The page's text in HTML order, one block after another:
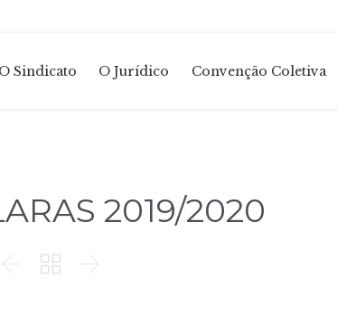
O Sindicato O Jurídico Convenção Coletiva
2019/2020
  